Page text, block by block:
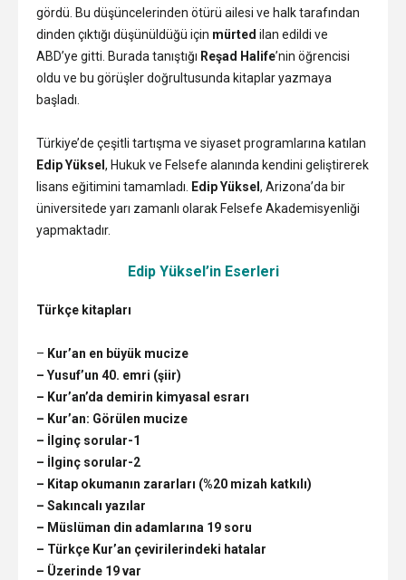
gördü. Bu düşüncelerinden ötürü ailesi ve halk tarafından
dinden çıktığı düşünüldüğü için mürted ilan edildi ve
ABD’ye gitti. Burada tanıştığı Reşad Halife’nin öğrencisi
oldu ve bu görüşler doğrultusunda kitaplar yazmaya
başladı.
Türkiye’de çeşitli tartışma ve siyaset programlarına katılan
Edip Yüksel , Hukuk ve Felsefe alanında kendini geliştirerek
lisans eğitimini tamamladı. Edip Yüksel , Arizona’da bir
üniversitede yarı zamanlı olarak Felsefe Akademisyenliği
yapmaktadır.
Edip Yüksel’in Eserleri
Türkçe kitapları
– Kur’an en büyük mucize
– Yusuf’un 40. emri (şiir)
– Kur’an’da demirin kimyasal esrarı
– Kur’an: Görülen mucize
– İlginç sorular-1
– İlginç sorular-2
– Kitap okumanın zararları (%20 mizah katkılı)
– Sakıncalı yazılar
– Müslüman din adamlarına 19 soru
– Türkçe Kur’an çevirilerindeki hatalar
– Üzerinde 19 var